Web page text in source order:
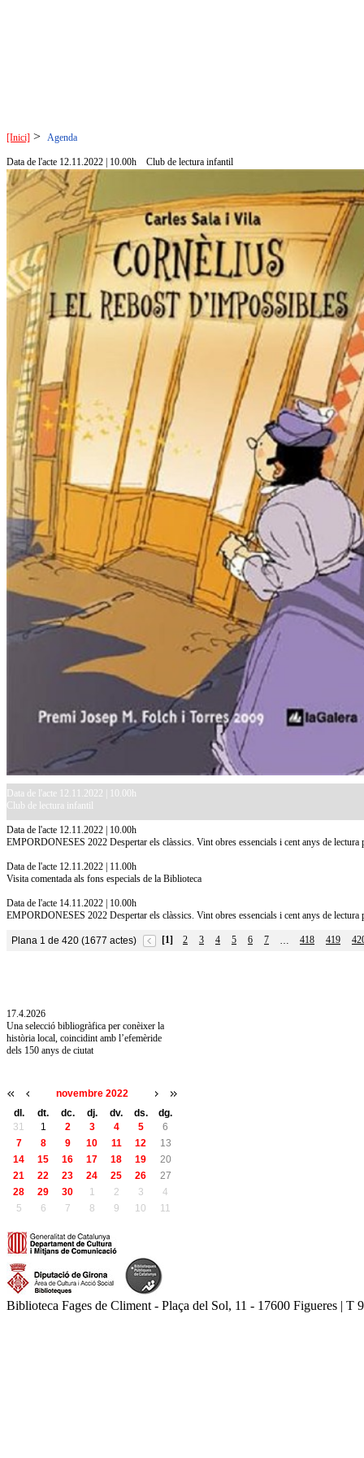
[Inici] > Agenda
Data de l'acte 12.11.2022 | 10.00h Club de lectura infantil
Data de l'acte 12.11.2022 | 10.00h
Club de lectura infantil
Data de l'acte 12.11.2022 | 10.00h
EMPORDONESES 2022 Despertar els clàssics. Vint obres essencials i cent anys de lectura
Data de l'acte 12.11.2022 | 11.00h
Visita comentada als fons especials de la Biblioteca
Data de l'acte 14.11.2022 | 10.00h
EMPORDONESES 2022 Despertar els clàssics. Vint obres essencials i cent anys de lectura
Plana 1 de 420 (1677 actes) [1] 2 3 4 5 6 7 … 418 419
17.4.2026
Una selecció bibliogràfica per conèixer la
història local, coincidint amb l’efemèride
dels 150 anys de ciutat
novembre 2022
dl.
dt. dc. dj. dv. ds.
dg.
31
1 2 3 4 5
6
7
8 9 10 11 12
13
14
15 16 17 18 19
20
21
22 23 24 25 26
27
28
29 30 1 2 3
4
5
6 7 8 9 10 11
Biblioteca Fages de Climent - Plaça del Sol, 11 - 17600 Figueres |